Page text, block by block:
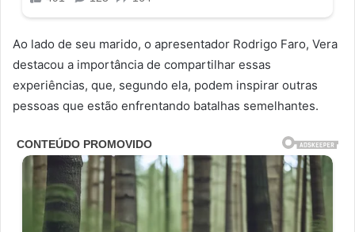
Ao lado de seu marido, o apresentador Rodrigo Faro, Vera
destacou a importância de compartilhar essas
experiências, que, segundo ela, podem inspirar outras
pessoas que estão enfrentando batalhas semelhantes.